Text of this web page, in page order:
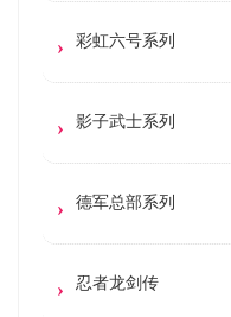
彩虹六号系列
影子武士系列
德军总部系列
忍者龙剑传